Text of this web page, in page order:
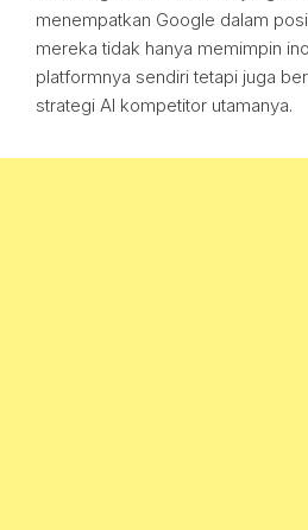
menempatkan Google dalam
mereka tidak hanya memimpin
platformnya sendiri tetapi juga
strategi AI kompetitor utamanya.